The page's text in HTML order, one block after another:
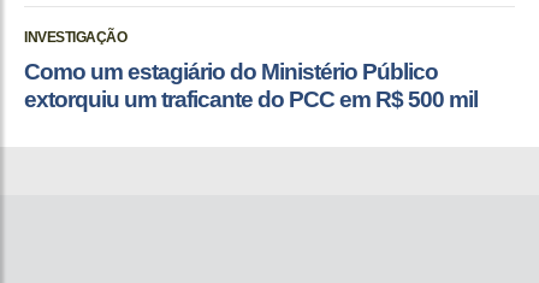
INVESTIGAÇÃO
Como um estagiário do Ministério Público
extorquiu um traficante do PCC em R$ 500 mil